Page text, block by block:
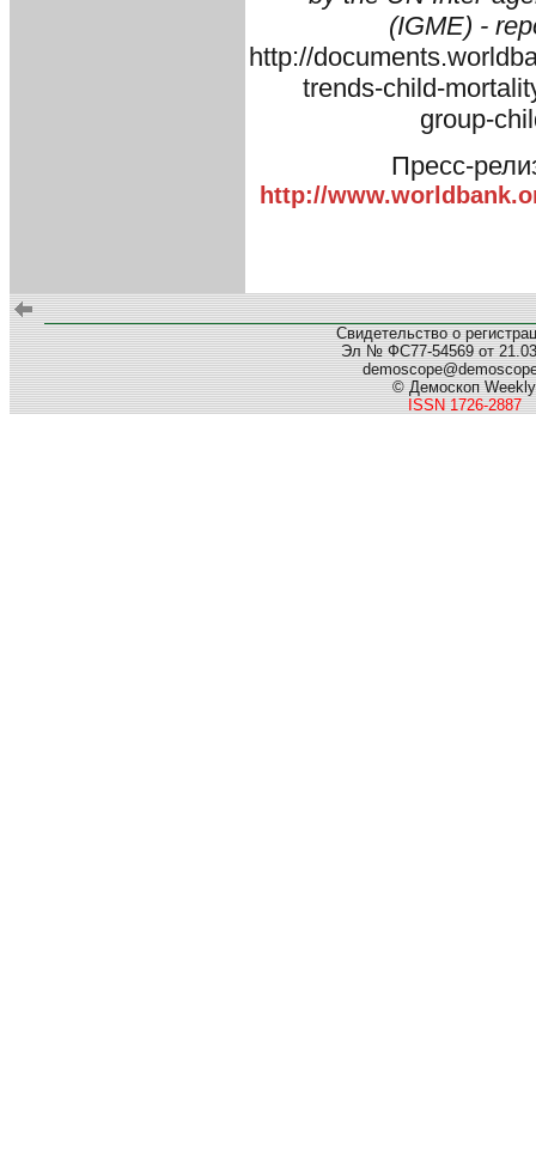
(IGME) -
http://
trends-child-
group-
Пресс-
http://
Свидетельство о
Эл № ФС77-54569 от
© Демоскоп Weekly
ISSN 1726-2887